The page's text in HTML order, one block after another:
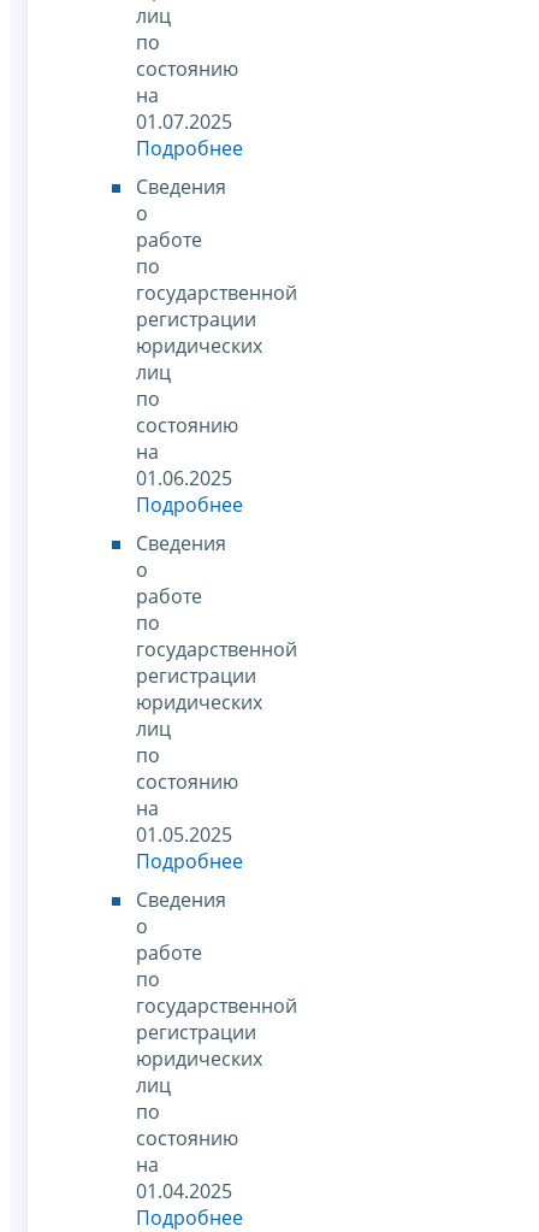
лиц
по
состоянию
на
01.07.2025
Подробнее
Сведения
о
работе
по
государственной
регистрации
юридических
лиц
по
состоянию
на
01.06.2025
Подробнее
Сведения
о
работе
по
государственной
регистрации
юридических
лиц
по
состоянию
на
01.05.2025
Подробнее
Сведения
о
работе
по
государственной
регистрации
юридических
лиц
по
состоянию
на
01.04.2025
Подробнее